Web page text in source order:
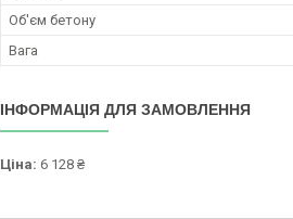
Об'єм бетону
Вага
ІНФОРМАЦІЯ ДЛЯ ЗАМОВЛЕННЯ
Ціна: 6 128 ₴